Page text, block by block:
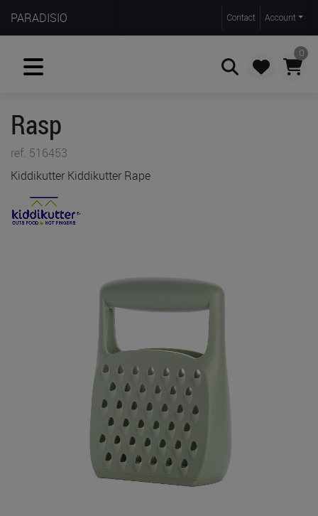
PARADISIO Contact Account
0
Rasp
ref. 516453
Kiddikutter Kiddikutter Rape